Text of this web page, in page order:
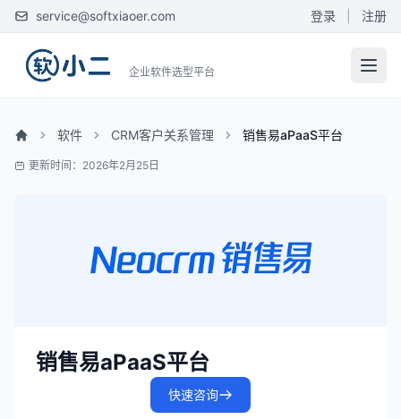
service@softxiaoer.com 登录 注册
企业软件选型平台
软件 CRM客户关系管理 销售易aPaaS平台
更新时间：2026年2月25日
销售易aPaaS平台
快速咨询